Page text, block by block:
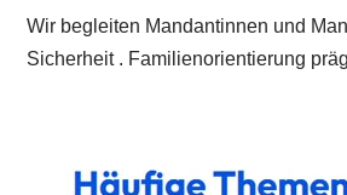
Wir begleiten Mandantinnen und
Sicherheit . Familienorientierung